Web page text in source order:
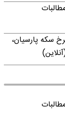
طلا و دلار امروز ۱۶ مرداد ۱۴۰۵؛ نرخ سکه پارسیان،